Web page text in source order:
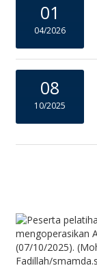
01
04/2026
08
10/2025